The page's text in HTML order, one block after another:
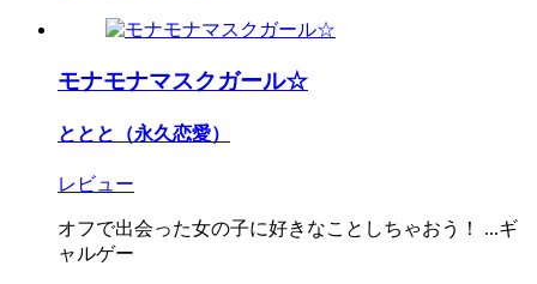
モナモナマスクガール☆
ととと（永久恋愛）
レビュー
オフで出会った女の子に好きなことしちゃおう！ ...ギ
ャルゲー